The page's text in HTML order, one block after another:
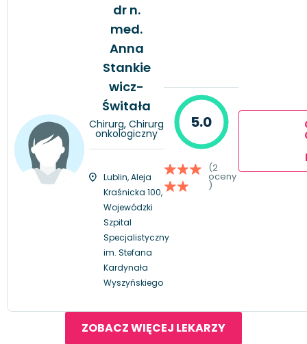
dr n.
med.
Anna
Stankie
wicz-
Świtała
Chirurg, Chirurg
onkologiczny
Lublin, Aleja
Kraśnicka 100,
Wojewódzki
Szpital
Specjalistyczny
im. Stefana
Kardynała
Wyszyńskiego
5.0
(2
oceny
)
ZOBACZ WIĘCEJ LEKARZY